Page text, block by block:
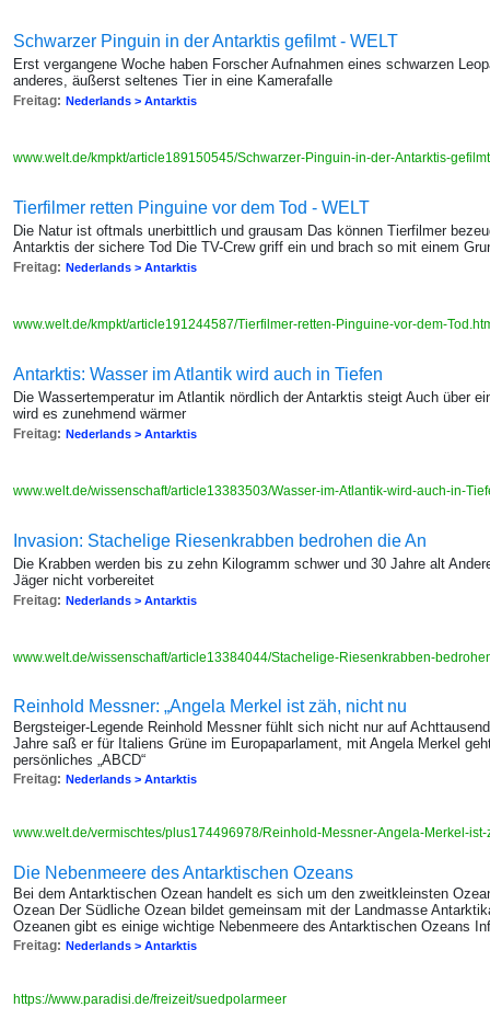
Schwarzer Pinguin in der Antarktis gefilmt - WELT
Erst vergangene Woche haben Forscher Aufnahmen eines schwarzen
anderes, äußerst seltenes Tier in eine Kamerafalle
Freitag: Nederlands > Antarktis
www.welt.de/kmpkt/article189150545/Schwarzer-Pinguin-in-der-Antarktis-
Tierfilmer retten Pinguine vor dem Tod - WELT
Die Natur ist oftmals unerbittlich und grausam Das können Tierfilmer
Antarktis der sichere Tod Die TV-Crew griff ein und brach so mit einem
Freitag: Nederlands > Antarktis
www.welt.de/kmpkt/article191244587/Tierfilmer-retten-Pinguine-vor-dem-
Antarktis: Wasser im Atlantik wird auch in Tiefen
Die Wassertemperatur im Atlantik nördlich der Antarktis steigt Auch über
wird es zunehmend wärmer
Freitag: Nederlands > Antarktis
www.welt.de/wissenschaft/article13383503/Wasser-im-Atlantik-wird-auch-in-
Invasion: Stachelige Riesenkrabben bedrohen die An
Die Krabben werden bis zu zehn Kilogramm schwer und 30 Jahre alt
Jäger nicht vorbereitet
Freitag: Nederlands > Antarktis
www.welt.de/wissenschaft/article13384044/Stachelige-Riesenkrabben-
Reinhold Messner: „Angela Merkel ist zäh, nicht nu
Bergsteiger-Legende Reinhold Messner fühlt sich nicht nur auf
Jahre saß er für Italiens Grüne im Europaparlament, mit Angela Merkel
persönliches „ABCD“
Freitag: Nederlands > Antarktis
www.welt.de/vermischtes/plus174496978/Reinhold-Messner-Angela-Merkel-
Die Nebenmeere des Antarktischen Ozeans
Bei dem Antarktischen Ozean handelt es sich um den zweitkleinsten
Ozean Der Südliche Ozean bildet gemeinsam mit der Landmasse
Ozeanen gibt es einige wichtige Nebenmeere des Antarktischen Ozeans
Freitag: Nederlands > Antarktis
https://www.paradisi.de/freizeit/suedpolarmeer